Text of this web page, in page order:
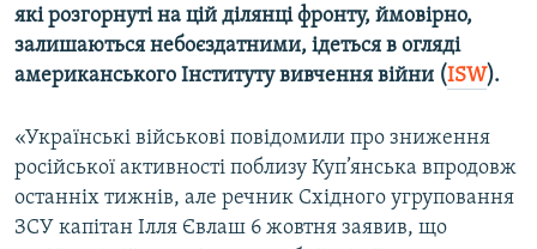
які розгорнуті на цій ділянці фронту, ймовірно,
залишаються небоєздатними, ідеться в огляді
американського Інституту вивчення війни (ISW).
«Українські військові повідомили про зниження
російської активності поблизу Куп’янська впродовж
останніх тижнів, але речник Східного угруповання
ЗСУ капітан Ілля Євлаш 6 жовтня заявив, що